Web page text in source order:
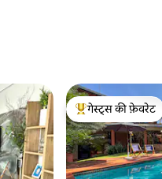
गेस्ट्स का टॉप फ़ेवरेट
गेस्ट्स की फ़ेवरेट